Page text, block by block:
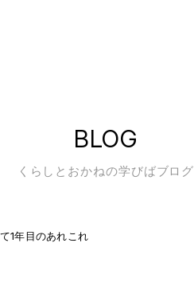
BLOG
くらしとおかねの学びばブログ
1年目のあれこれ